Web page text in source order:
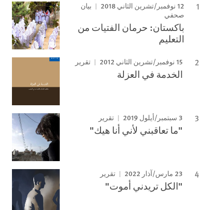
12 نوفمبر/تشرين الثاني 2018
بيان
صحفي
باكستان: حرمان الفتيات من
التعليم
15 نوفمبر/تشرين الثاني 2012 تقرير
الخدمة في العزلة
3 سبتمبر/أيلول 2019 تقرير
"ما تعاقبني لأني أنا هيك"
23 مارس/آذار 2022 تقرير
"الكل تريدني أموت"